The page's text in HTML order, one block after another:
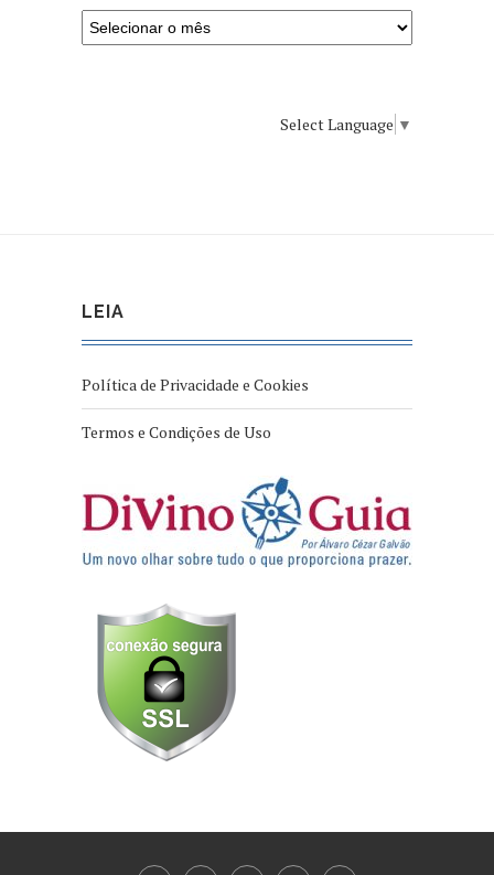
Select Language ▼
LEIA
Política de Privacidade e Cookies
Termos e Condições de Uso